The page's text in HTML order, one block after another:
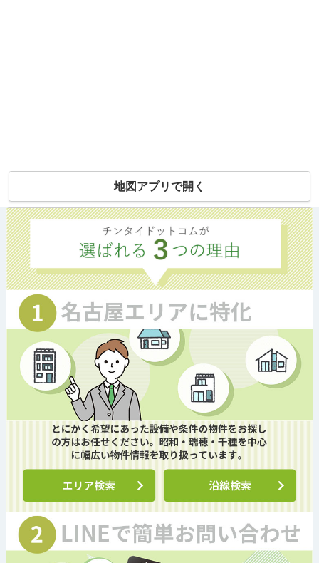
地図アプリで開く